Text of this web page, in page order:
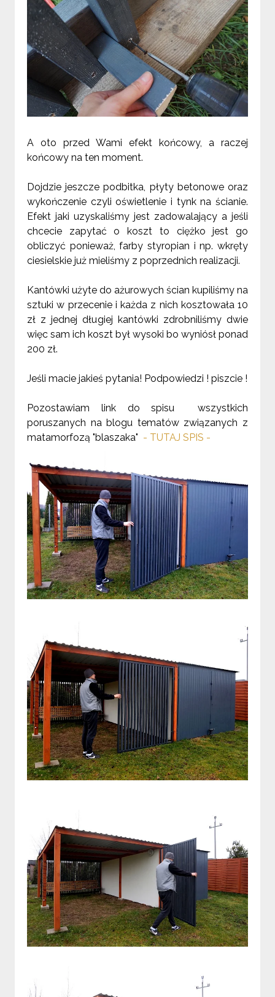
A oto przed Wami efekt końcowy, a raczej
końcowy na ten moment.
Dojdzie jeszcze podbitka, płyty betonowe oraz
wykończenie czyli oświetlenie i tynk na ścianie.
Efekt jaki uzyskaliśmy jest zadowalający a jeśli
chcecie zapytać o koszt to ciężko jest go
obliczyć ponieważ, farby styropian i np. wkręty
ciesielskie już mieliśmy z poprzednich realizacji.
Kantówki użyte do ażurowych ścian kupiliśmy na
sztuki w przecenie i każda z nich kosztowała 10
zł z jednej długiej kantówki zdrobniliśmy dwie
więc sam ich koszt był wysoki bo wyniósł ponad
200 zł.
Jeśli macie jakieś pytania! Podpowiedzi ! piszcie !
Pozostawiam link do spisu wszystkich
poruszanych na blogu tematów związanych z
matamorfozą "blaszaka" - TUTAJ SPIS -